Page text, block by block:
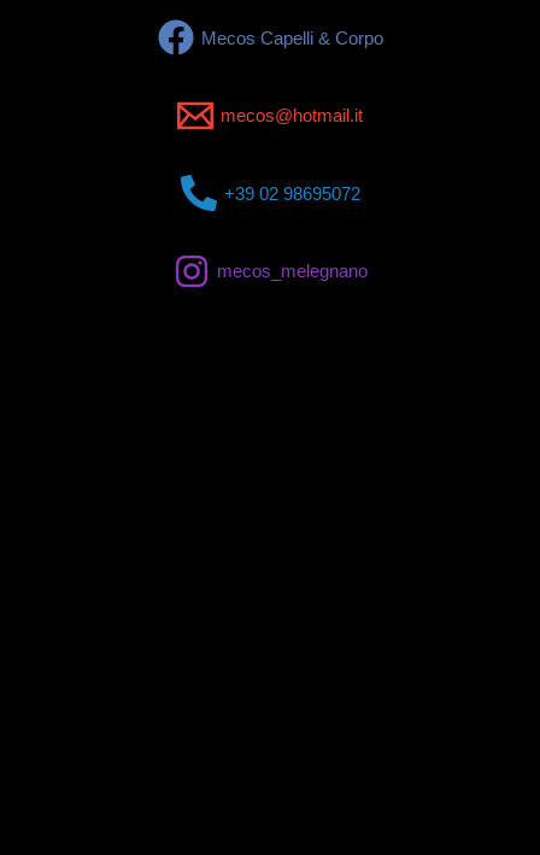
Mecos Capelli & Corpo
mecos@hotmail.it
+39 02 98695072
mecos_melegnano